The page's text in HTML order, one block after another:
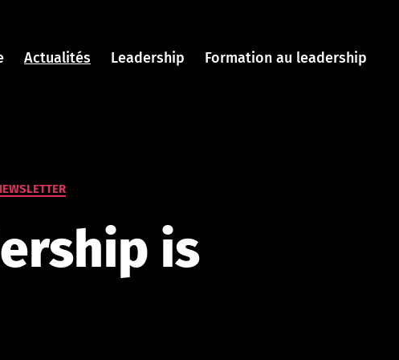
Actualités Leadership Formation au leadership
is